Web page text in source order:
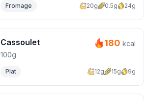
Fromage 20g 0.5g 24g
Cassoulet
100g
180kcal
Plat 12g 15g 9g